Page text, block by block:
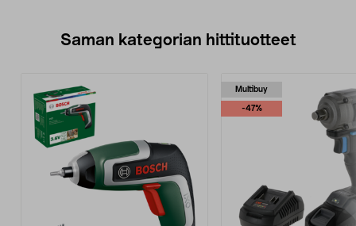
Saman kategorian hittituotteet
Multibuy
-47%